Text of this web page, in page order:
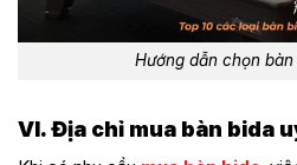
Hướng dẫn chọn
VI. Địa chỉ mua bàn bida